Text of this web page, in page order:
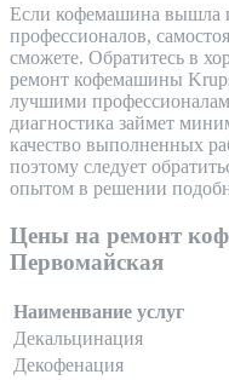
Если кофемашина вышла
профессионалов,
сможете. Обратитесь в
ремонт кофемашины
лучшими
диагностика займет
качество выполненных
поэтому следует
опытом в решении
Цены на ремонт
Первомайская
Наименвание услуг
Декальцинация
Декофенация